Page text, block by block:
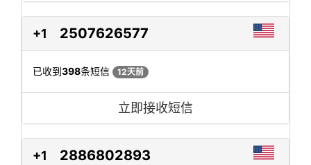
+1 2507626577
已收到398条短信 12天前
立即接收短信
+1 2886802893